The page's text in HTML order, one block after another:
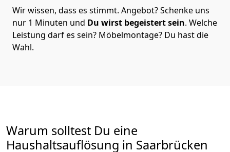
Wir wissen, dass es stimmt. Angebot? Schenke uns
nur 1 Minuten und Du wirst begeistert sein. Welche
Leistung darf es sein? Möbelmontage? Du hast die
Wahl.
Warum solltest Du eine
Haushaltsauflösung in Saarbrücken